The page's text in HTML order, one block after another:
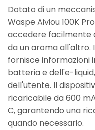
Dotato di un
Waspe Aiviou 100K
accedere facilmente
da un aroma all'altro.
fornisce informazioni
batteria e dell'e-
dell'utente. Il
ricaricabile da 600
C, garantendo una
quando necessario.